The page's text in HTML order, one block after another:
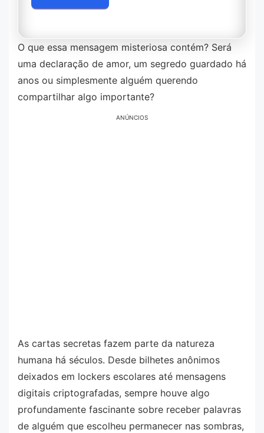
O que essa mensagem misteriosa contém? Será
uma declaração de amor, um segredo guardado há
anos ou simplesmente alguém querendo
compartilhar algo importante?
ANÚNCIOS
As cartas secretas fazem parte da natureza
humana há séculos. Desde bilhetes anônimos
deixados em lockers escolares até mensagens
digitais criptografadas, sempre houve algo
profundamente fascinante sobre receber palavras
de alguém que escolheu permanecer nas sombras,